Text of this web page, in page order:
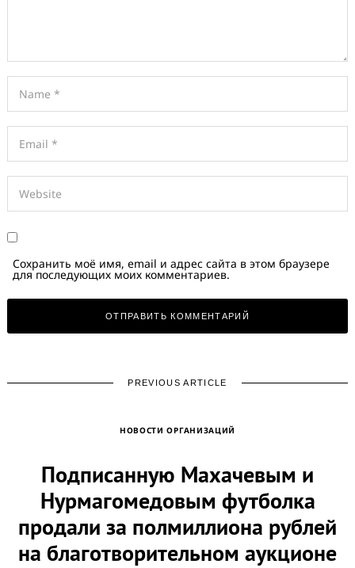
Сохранить моё имя, email и адрес сайта в этом браузере
для последующих моих комментариев.
PREVIOUS ARTICLE
НОВОСТИ ОРГАНИЗАЦИЙ
Подписанную Махачевым и
Нурмагомедовым футболка
продали за полмиллиона рублей
на благотворительном аукционе